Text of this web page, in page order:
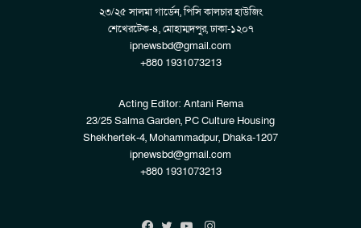
২৩/২৫ সালমা গার্ডেন, পিসি কালচার হাউজিং
শেখেরটেক-৪, মোহাম্মদপুর, ঢাকা-১২০৭
ipnewsbd@gmail.com
+880 1931073213
Acting Editor: Antani Rema
23/25 Salma Garden, PC Culture Housing
Shekhertek-4, Mohammadpur, Dhaka-1207
ipnewsbd@gmail.com
+880 1931073213